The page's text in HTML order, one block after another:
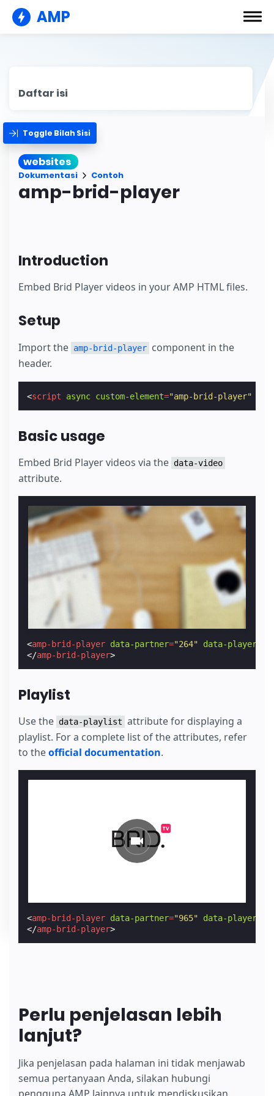
AMP
Daftar isi
Toggle Bilah Sisi
websites
Dokumentasi Contoh
amp-brid-player
Introduction
Embed Brid Player videos in your AMP HTML files.
Setup
Import the amp-brid-player component in the
header.
<script async custom-element="amp-brid-player"
Basic usage
Embed Brid Player videos via the data-video
attribute.
<amp-brid-player data-partner="264" data-player
</amp-brid-player>
Playlist
Use the data-playlist attribute for displaying a
playlist. For a complete list of the attributes, refer
to theofficial documentation.
<amp-brid-player data-partner="965" data-player
</amp-brid-player>
Perlu penjelasan lebih
lanjut?
Jika penjelasan pada halaman ini tidak menjawab
semua pertanyaan Anda, silakan hubungi